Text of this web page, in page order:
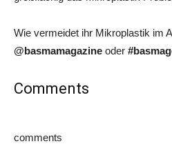
Wie vermeidet ihr Mikroplastik im
@basmamagazine oder
Comments
comments